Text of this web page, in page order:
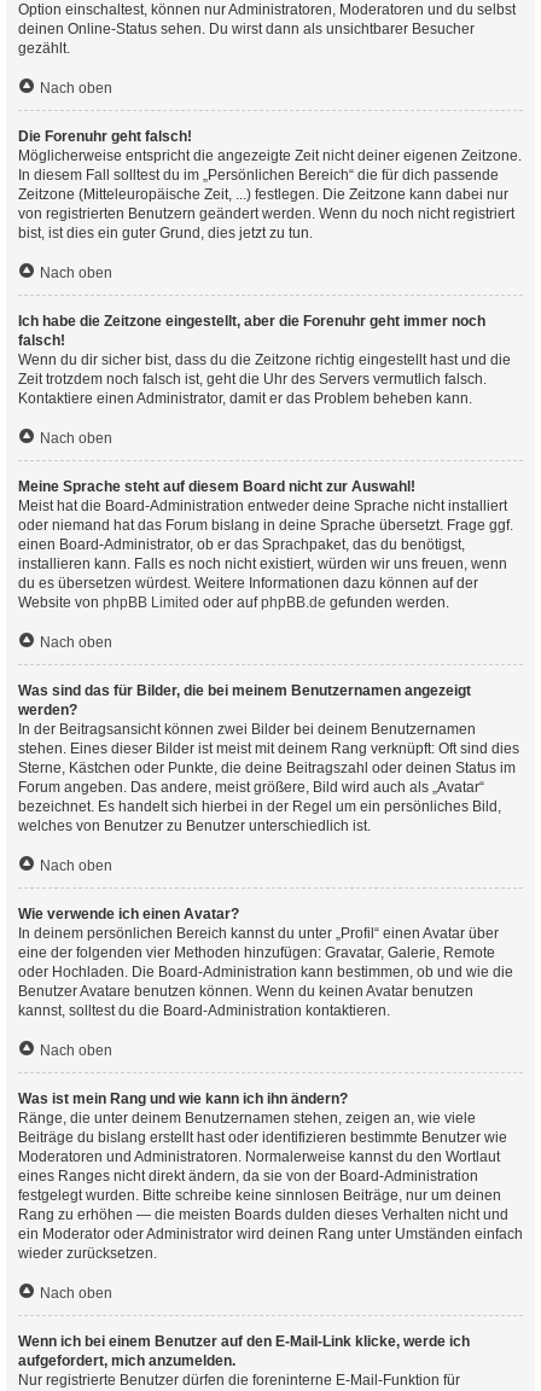
Option einschaltest, können nur Administratoren, Moderatoren und du selbst
deinen Online-Status sehen. Du wirst dann als unsichtbarer Besucher
gezählt.
Nach oben
Die Forenuhr geht falsch!
Möglicherweise entspricht die angezeigte Zeit nicht deiner eigenen Zeitzone.
In diesem Fall solltest du im „Persönlichen Bereich“ die für dich passende
Zeitzone (Mitteleuropäische Zeit, ...) festlegen. Die Zeitzone kann dabei nur
von registrierten Benutzern geändert werden. Wenn du noch nicht registriert
bist, ist dies ein guter Grund, dies jetzt zu tun.
Nach oben
Ich habe die Zeitzone eingestellt, aber die Forenuhr geht immer noch
falsch!
Wenn du dir sicher bist, dass du die Zeitzone richtig eingestellt hast und die
Zeit trotzdem noch falsch ist, geht die Uhr des Servers vermutlich falsch.
Kontaktiere einen Administrator, damit er das Problem beheben kann.
Nach oben
Meine Sprache steht auf diesem Board nicht zur Auswahl!
Meist hat die Board-Administration entweder deine Sprache nicht installiert
oder niemand hat das Forum bislang in deine Sprache übersetzt. Frage ggf.
einen Board-Administrator, ob er das Sprachpaket, das du benötigst,
installieren kann. Falls es noch nicht existiert, würden wir uns freuen, wenn
du es übersetzen würdest. Weitere Informationen dazu können auf der
Website von phpBB Limited oder aufphpBB.de gefunden werden.
Nach oben
Was sind das für Bilder, die bei meinem Benutzernamen angezeigt
werden?
In der Beitragsansicht können zwei Bilder bei deinem Benutzernamen
stehen. Eines dieser Bilder ist meist mit deinem Rang verknüpft: Oft sind dies
Sterne, Kästchen oder Punkte, die deine Beitragszahl oder deinen Status im
Forum angeben. Das andere, meist größere, Bild wird auch als „Avatar“
bezeichnet. Es handelt sich hierbei in der Regel um ein persönliches Bild,
welches von Benutzer zu Benutzer unterschiedlich ist.
Nach oben
Wie verwende ich einen Avatar?
In deinem persönlichen Bereich kannst du unter „Profil“ einen Avatar über
eine der folgenden vier Methoden hinzufügen: Gravatar, Galerie, Remote
oder Hochladen. Die Board-Administration kann bestimmen, ob und wie die
Benutzer Avatare benutzen können. Wenn du keinen Avatar benutzen
kannst, solltest du die Board-Administration kontaktieren.
Nach oben
Was ist mein Rang und wie kann ich ihn ändern?
Ränge, die unter deinem Benutzernamen stehen, zeigen an, wie viele
Beiträge du bislang erstellt hast oder identifizieren bestimmte Benutzer wie
Moderatoren und Administratoren. Normalerweise kannst du den Wortlaut
eines Ranges nicht direkt ändern, da sie von der Board-Administration
festgelegt wurden. Bitte schreibe keine sinnlosen Beiträge, nur um deinen
Rang zu erhöhen — die meisten Boards dulden dieses Verhalten nicht und
ein Moderator oder Administrator wird deinen Rang unter Umständen einfach
wieder zurücksetzen.
Nach oben
Wenn ich bei einem Benutzer auf den E-Mail-Link klicke, werde ich
aufgefordert, mich anzumelden.
Nur registrierte Benutzer dürfen die foreninterne E-Mail-Funktion für